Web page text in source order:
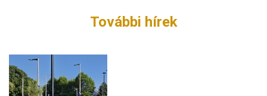
További hírek